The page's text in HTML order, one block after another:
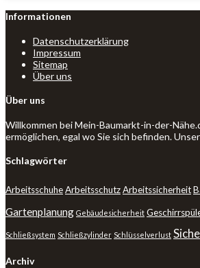
Informationen
Datenschutzerklärung
Impressum
Sitemap
Über uns
Über uns
Willkommen bei Mein-Baumarkt-in-der-
ermöglichen, egal wo Sie sich befinden.
Schlagwörter
ArbeitsschuheArbeitsschutzArbeitssicherheit
Gartenplanung Gebäudesicherheit
Schließsystem Schließzylinder Schlüsselverlust
Archiv